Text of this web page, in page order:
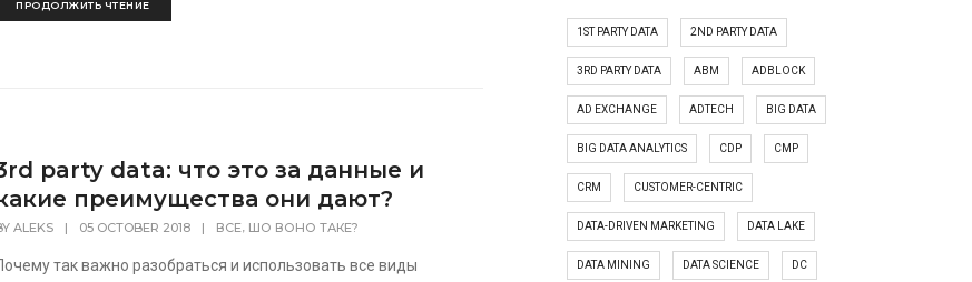
ПРОДОЛЖИТЬ ЧТЕНИЕ
party data: что это за данные и
преимущества они дают?
ALEKS | 05 OCTOBER 2018 | ВСЕ, ШО ВОНО ТАКЕ?
так важно разобраться и использовать все виды
1ST PARTY DATA 2ND PARTY DATA
3RD PARTY DATA ABM ADBLOCK
AD EXCHANGE ADTECH BIG DATA
BIG DATA ANALYTICS CDP CMP
CRM CUSTOMER-CENTRIC
DATA-DRIVEN MARKETING DATA LAKE
DATA MINING DATA SCIENCE DC